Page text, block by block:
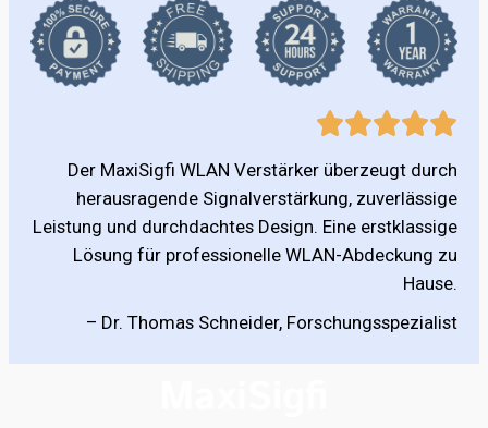
Der MaxiSigfi WLAN Verstärker überzeugt durch
herausragende Signalverstärkung, zuverlässige
Leistung und durchdachtes Design. Eine erstklassige
Lösung für professionelle WLAN-Abdeckung zu
Hause.
– Dr. Thomas Schneider, Forschungsspezialist